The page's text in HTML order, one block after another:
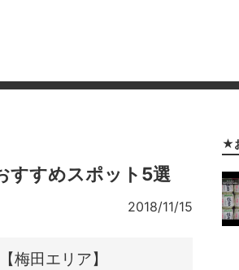
すすめスポット5選
2018/11/15
梅田エリア】
★